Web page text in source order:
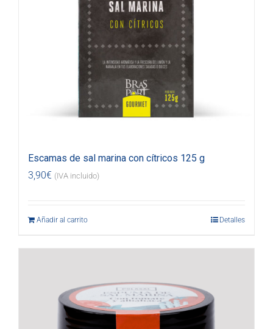
Escamas de sal marina con cítricos 125 g
3,90€ (IVA incluido)
Añadir al carrito Detalles